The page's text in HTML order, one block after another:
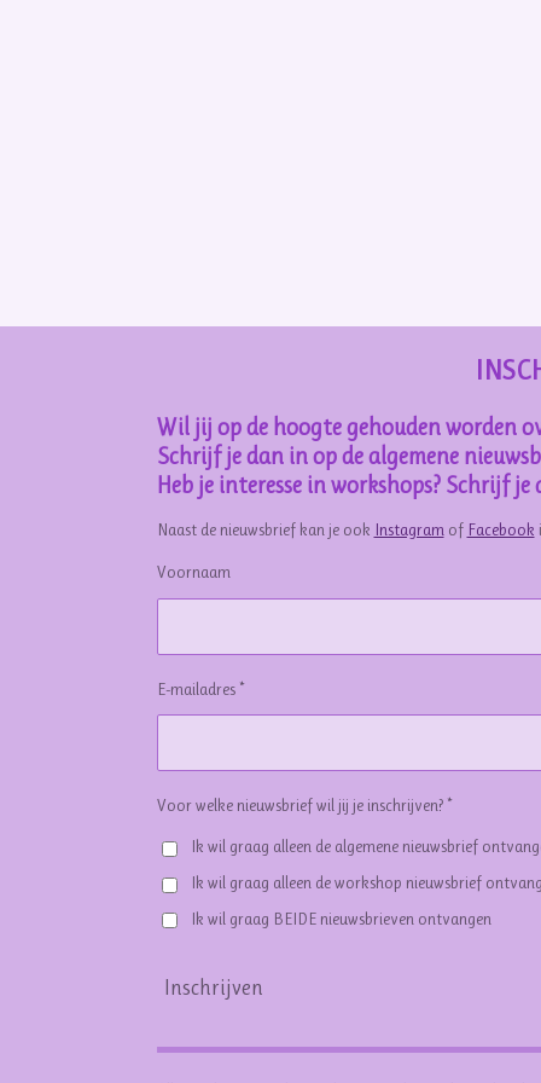
Wil jij op de hoogte gehouden worden
Schrijf je dan in op de algemene
Heb je interesse in workshops? Schrijf
Naast de nieuwsbrief kan je ook Instagramof Facebook
Voornaam
E-mailadres *
Voor welke nieuwsbrief wil jij je inschrijven? *
Ik wil graag alleen de algemene nieuwsbrief
Ik wil graag alleen de workshop nieuwsbrief
Ik wil graag BEIDE nieuwsbrieven ontvangen
Inschrijven